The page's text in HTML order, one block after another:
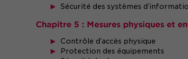
Sécurité des systèmes
Chapitre 5 : Mesures physiques et
Contrôle d’accès physique
Protection des équipements